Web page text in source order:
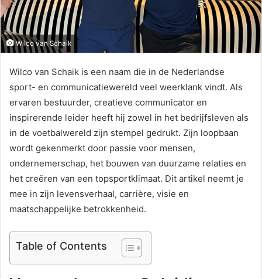
Wilco van Schaik
Wilco van Schaik is een naam die in de Nederlandse
sport- en communicatiewereld veel weerklank vindt. Als
ervaren bestuurder, creatieve communicator en
inspirerende leider heeft hij zowel in het bedrijfsleven als
in de voetbalwereld zijn stempel gedrukt. Zijn loopbaan
wordt gekenmerkt door passie voor mensen,
ondernemerschap, het bouwen van duurzame relaties en
het creëren van een topsportklimaat. Dit artikel neemt je
mee in zijn levensverhaal, carrière, visie en
maatschappelijke betrokkenheid.
Table of Contents